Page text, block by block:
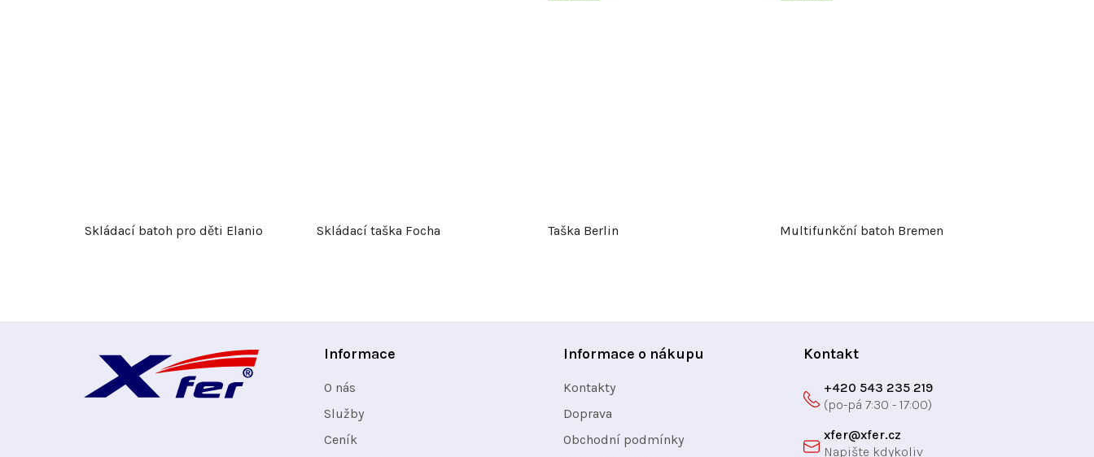
Skládací batoh pro děti Elanio Skládací taška Focha Taška Berlin Multifunkční batoh Bremen
Informace
O nás
Služby
Ceník
Informace o nákupu
Kontakty
Doprava
Obchodní podmínky
Kontakt
xfer@xfer.cz
+420 543 235 219